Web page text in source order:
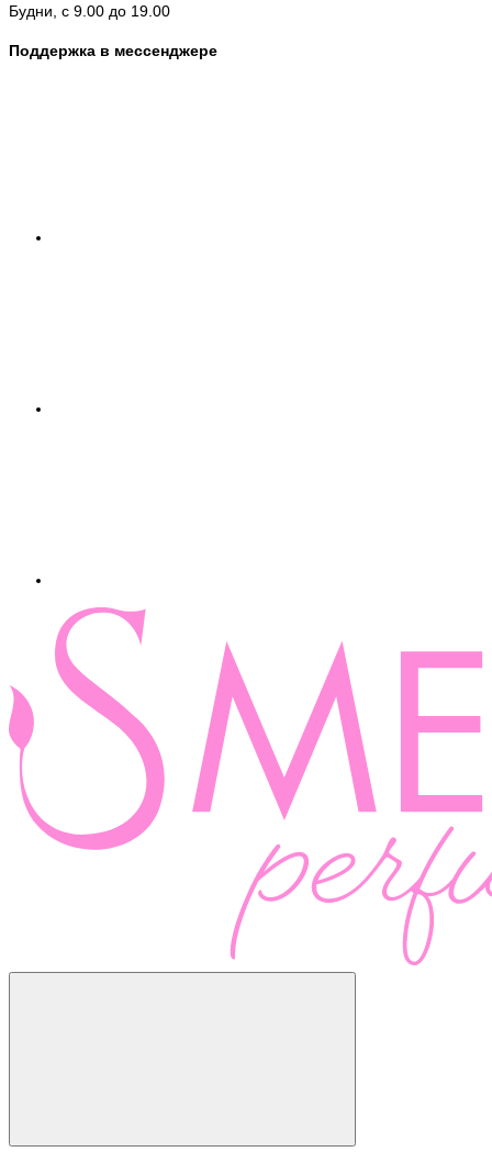
Будни, с 9.00 до 19.00
Поддержка в мессенджере